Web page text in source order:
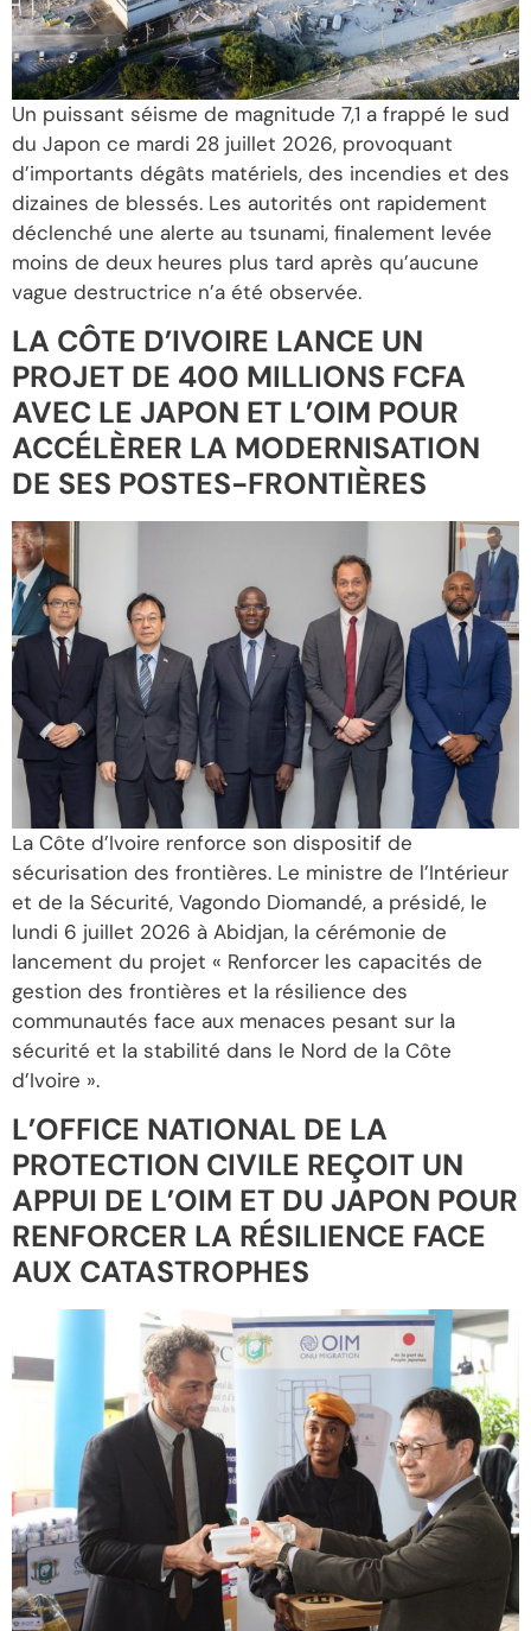
Un puissant séisme de magnitude 7,1 a frappé le sud
du Japon ce mardi 28 juillet 2026, provoquant
d’importants dégâts matériels, des incendies et des
dizaines de blessés. Les autorités ont rapidement
déclenché une alerte au tsunami, finalement levée
moins de deux heures plus tard après qu’aucune
vague destructrice n’a été observée.
LA CÔTE D’IVOIRE LANCE UN
PROJET DE 400 MILLIONS FCFA
AVEC LE JAPON ET L’OIM POUR
ACCÉLÈRER LA MODERNISATION
DE SES POSTES-FRONTIÈRES
La Côte d’Ivoire renforce son dispositif de
sécurisation des frontières. Le ministre de l’Intérieur
et de la Sécurité, Vagondo Diomandé, a présidé, le
lundi 6 juillet 2026 à Abidjan, la cérémonie de
lancement du projet « Renforcer les capacités de
gestion des frontières et la résilience des
communautés face aux menaces pesant sur la
sécurité et la stabilité dans le Nord de la Côte
d’Ivoire ».
L’OFFICE NATIONAL DE LA
PROTECTION CIVILE REÇOIT UN
APPUI DE L’OIM ET DU JAPON POUR
RENFORCER LA RÉSILIENCE FACE
AUX CATASTROPHES